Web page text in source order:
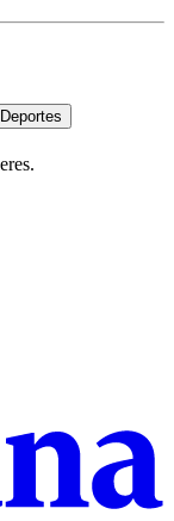
Deportes
.